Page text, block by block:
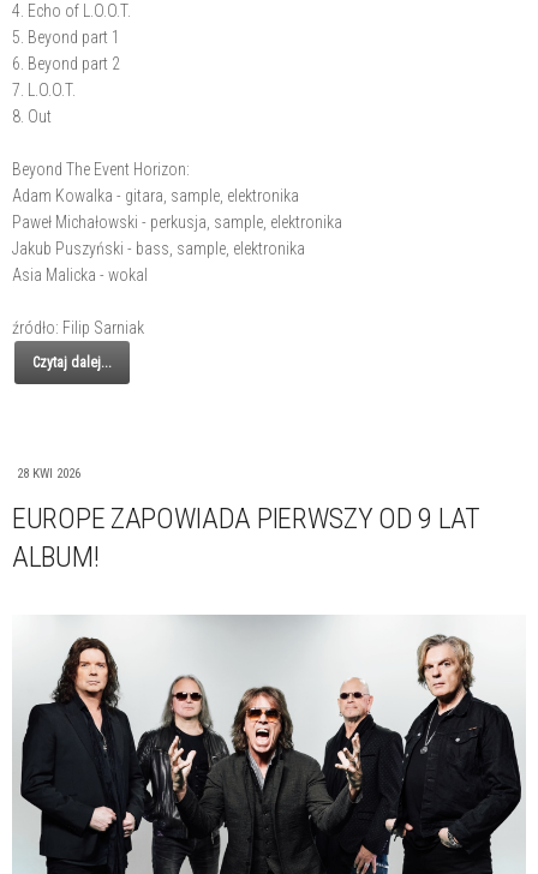
4. Echo of L.O.O.T.
5. Beyond part 1
6. Beyond part 2
7. L.O.O.T.
8. Out
Beyond The Event Horizon:
Adam Kowalka - gitara, sample, elektronika
Paweł Michałowski - perkusja, sample, elektronika
Jakub Puszyński - bass, sample, elektronika
Asia Malicka - wokal
źródło: Filip Sarniak
Czytaj dalej...
28 KWI 2026
EUROPE ZAPOWIADA PIERWSZY OD 9 LAT
ALBUM!